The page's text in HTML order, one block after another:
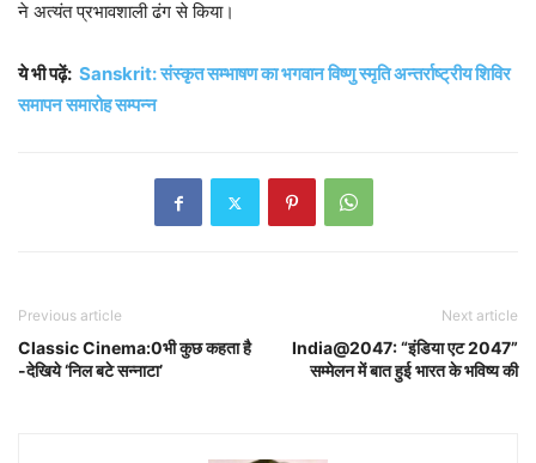
ने अत्यंत प्रभावशाली ढंग से किया।
ये भी पढ़ें: Sanskrit: संस्कृत सम्भाषण का भगवान विष्णु स्मृति अन्तर्राष्ट्रीय शिविर
समापन समारोह सम्पन्न
Previous article
Classic Cinema:0भी कुछ कहता है
-देखिये ‘निल बटे सन्नाटा’
Next article
India@2047: “इंडिया एट 2047”
सम्मेलन में बात हुई भारत के भविष्य की